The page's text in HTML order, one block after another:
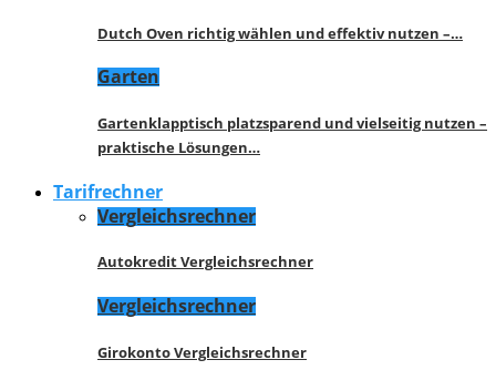
Dutch Oven richtig wählen und effektiv nutzen –…
Garten
Gartenklapptisch platzsparend und vielseitig nutzen –
praktische Lösungen…
Tarifrechner
Vergleichsrechner
Autokredit Vergleichsrechner
Vergleichsrechner
Girokonto Vergleichsrechner